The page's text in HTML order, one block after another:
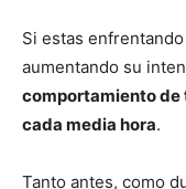
Si estas
aumentando su
comportamiento de
cada media hora.
Tanto antes, como